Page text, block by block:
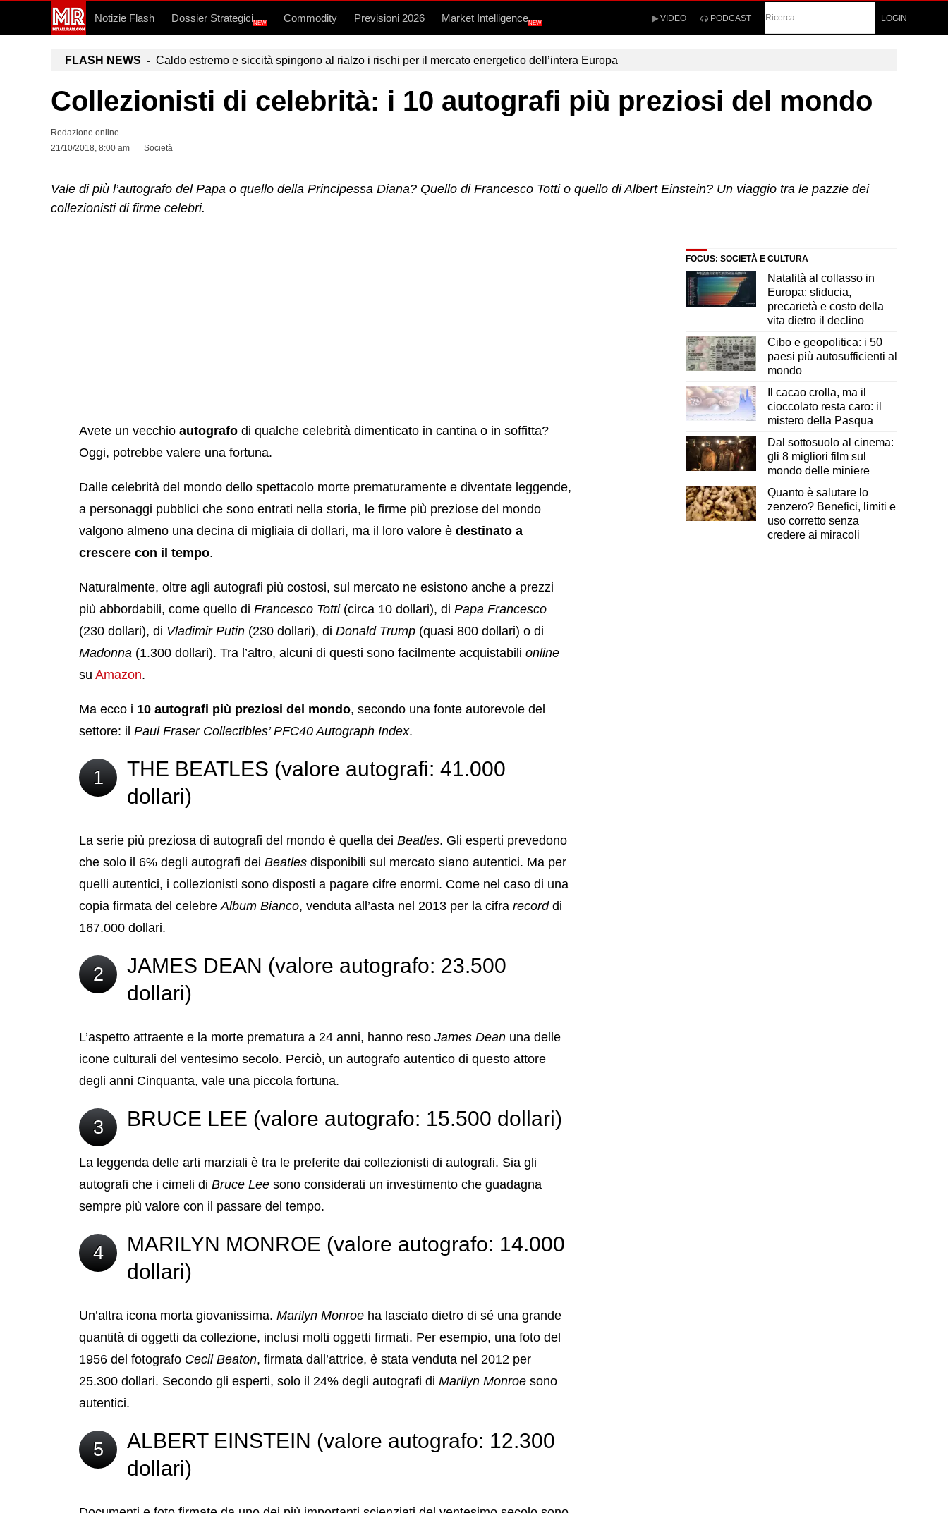
Notizie Flash Dossier StrategiciNEW Commodity Previsioni 2026 Market IntelligenceNEW VIDEO PODCAST
LOGIN
FLASH NEWS - Caldo estremo e siccità spingono al rialzo i rischi per il mercato energetico dell’intera Europa
Collezionisti di celebrità: i 10 autografi più preziosi del mondo
Redazione online
21/10/2018, 8:00 am
Società
Vale di più l’autografo del Papa o quello della Principessa Diana? Quello di Francesco Totti o quello di Albert Einstein? Un viaggio tra le pazzie dei
collezionisti di firme celebri.
Avete un vecchio autografo di qualche celebrità dimenticato in cantina o in soffitta?
Oggi, potrebbe valere una fortuna.
Dalle celebrità del mondo dello spettacolo morte prematuramente e diventate leggende,
a personaggi pubblici che sono entrati nella storia, le firme più preziose del mondo
valgono almeno una decina di migliaia di dollari, ma il loro valore è destinato a
crescere con il tempo.
Naturalmente, oltre agli autografi più costosi, sul mercato ne esistono anche a prezzi
più abbordabili, come quello di Francesco Totti(circa 10 dollari), di Papa Francesco
(230 dollari), di Vladimir Putin (230 dollari), di Donald Trump (quasi 800 dollari) o di
Madonna (1.300 dollari). Tra l’altro, alcuni di questi sono facilmente acquistabili online
su Amazon.
Ma ecco i 10 autografi più preziosi del mondo, secondo una fonte autorevole del
settore: il Paul Fraser Collectibles’ PFC40 Autograph Index.
1
THE BEATLES (valore autografi: 41.000
dollari)
La serie più preziosa di autografi del mondo è quella dei Beatles. Gli esperti prevedono
che solo il 6% degli autografi dei Beatles disponibili sul mercato siano autentici. Ma per
quelli autentici, i collezionisti sono disposti a pagare cifre enormi. Come nel caso di una
copia firmata del celebre Album Bianco, venduta all’asta nel 2013 per la cifra recorddi
167.000 dollari.
2
JAMES DEAN (valore autografo: 23.500
dollari)
L’aspetto attraente e la morte prematura a 24 anni, hanno reso James Dean una delle
icone culturali del ventesimo secolo. Perciò, un autografo autentico di questo attore
degli anni Cinquanta, vale una piccola fortuna.
3 BRUCE LEE (valore autografo: 15.500 dollari)
La leggenda delle arti marziali è tra le preferite dai collezionisti di autografi. Sia gli
autografi che i cimeli di Bruce Lee sono considerati un investimento che guadagna
sempre più valore con il passare del tempo.
4
MARILYN MONROE (valore autografo: 14.000
dollari)
Un’altra icona morta giovanissima. Marilyn Monroe ha lasciato dietro di sé una grande
quantità di oggetti da collezione, inclusi molti oggetti firmati. Per esempio, una foto del
1956 del fotografo Cecil Beaton, firmata dall’attrice, è stata venduta nel 2012 per
25.300 dollari. Secondo gli esperti, solo il 24% degli autografi di Marilyn Monroe sono
autentici.
5
ALBERT EINSTEIN (valore autografo: 12.300
dollari)
FOCUS: SOCIETÀ E CULTURA
Natalità al collasso in
Europa: sfiducia,
precarietà e costo della
vita dietro il declino
Cibo e geopolitica: i 50
paesi più autosufficienti al
mondo
Il cacao crolla, ma il
cioccolato resta caro: il
mistero della Pasqua
Dal sottosuolo al cinema:
gli 8 migliori film sul
mondo delle miniere
Quanto è salutare lo
zenzero? Benefici, limiti e
uso corretto senza
credere ai miracoli